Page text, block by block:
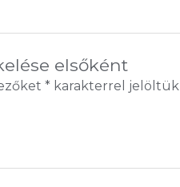
elsőként
*karakterrel jelöltük